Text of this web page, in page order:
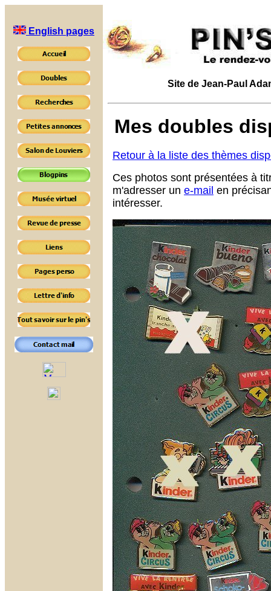
English pages
Site de Jean-Paul
Mes doubles
Retour à la liste des thèmes
Ces photos sont présentées à
m'adresser un e-mail en
intéresser.